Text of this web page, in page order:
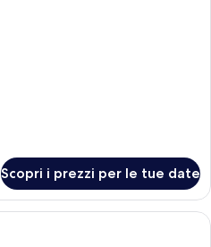
Scopri i prezzi per le tue date